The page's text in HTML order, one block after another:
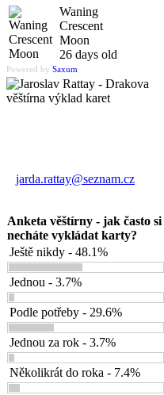
Waning
Crescent
Moon
26 days old
Powered by Saxum
jarda.rattay@seznam.cz
Anketa věštírny - jak často si
necháte vykládat karty?
Ještě nikdy - 48.1%
Jednou - 3.7%
Podle potřeby - 29.6%
Jednou za rok - 3.7%
Několikrát do roka - 7.4%